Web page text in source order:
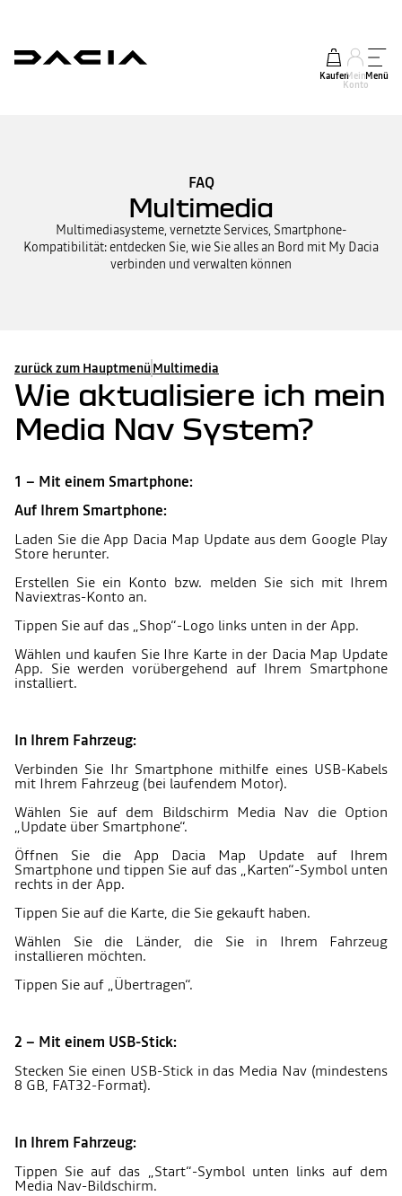
KaufenMein
Konto
Menü
FAQ
Multimedia
Multimediasysteme, vernetzte Services, Smartphone-
Kompatibilität: entdecken Sie, wie Sie alles an Bord mit My Dacia
verbinden und verwalten können
zurück zum Hauptmenü Multimedia
Wie aktualisiere ich mein
Media Nav System?
1 – Mit einem Smartphone:
Auf Ihrem Smartphone:
Laden Sie die App Dacia Map Update aus dem Google Play
Store herunter.
Erstellen Sie ein Konto bzw. melden Sie sich mit Ihrem
Naviextras-Konto an.
Tippen Sie auf das „Shop“-Logo links unten in der App.
Wählen und kaufen Sie Ihre Karte in der Dacia Map Update
App. Sie werden vorübergehend auf Ihrem Smartphone
installiert.
In Ihrem Fahrzeug:
Verbinden Sie Ihr Smartphone mithilfe eines USB-Kabels
mit Ihrem Fahrzeug (bei laufendem Motor).
Wählen Sie auf dem Bildschirm Media Nav die Option
„Update über Smartphone“.
Öffnen Sie die App Dacia Map Update auf Ihrem
Smartphone und tippen Sie auf das „Karten“-Symbol unten
rechts in der App.
Tippen Sie auf die Karte, die Sie gekauft haben.
Wählen Sie die Länder, die Sie in Ihrem Fahrzeug
installieren möchten.
Tippen Sie auf „Übertragen“.
2 – Mit einem USB-Stick:
Stecken Sie einen USB-Stick in das Media Nav (mindestens
8 GB, FAT32-Format).
In Ihrem Fahrzeug:
Tippen Sie auf das „Start“-Symbol unten links auf dem
Media Nav-Bildschirm.